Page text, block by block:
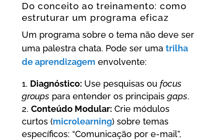
Do conceito ao treinamento: como
estruturar um programa eficaz
Um programa sobre o tema não deve ser
uma palestra chata. Pode ser uma trilha
de aprendizagem envolvente:
Diagnóstico:Use pesquisas ou focus
groups para entender os principais gaps.
Conteúdo Modular:Crie módulos
curtos (microlearning) sobre temas
específicos: “Comunicação por e-mail”,